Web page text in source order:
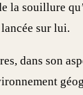
la souillure
sur lui.
dans son